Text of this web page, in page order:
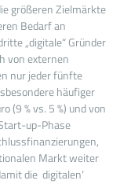
größeren Zielmärkte
Bedarf an
„digitale“ Gründer
von externen
nur jeder fünfte
häufiger
(9 % vs. 5 %) und von
up-Phase
Markt weiter
die ‚digitalen‘